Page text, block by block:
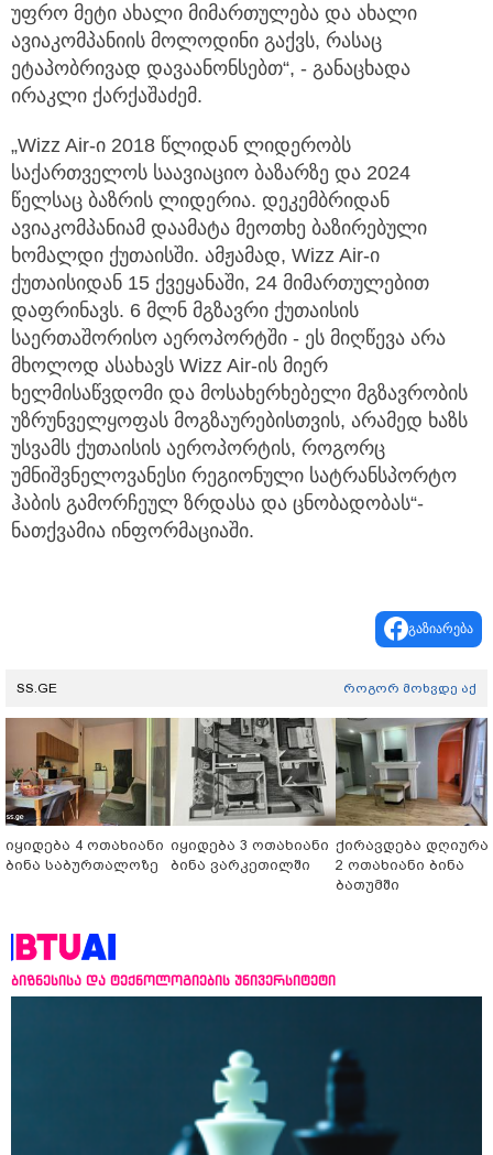
უფრო მეტი ახალი მიმართულება და ახალი
ავიაკომპანიის მოლოდინი გაქვს, რასაც
ეტაპობრივად დავაანონსებთ“, - განაცხადა
ირაკლი ქარქაშაძემ.
„Wizz Air-ი 2018 წლიდან ლიდერობს
საქართველოს საავიაციო ბაზარზე და 2024
წელსაც ბაზრის ლიდერია. დეკემბრიდან
ავიაკომპანიამ დაამატა მეოთხე ბაზირებული
ხომალდი ქუთაისში. ამჟამად, Wizz Air-ი
ქუთაისიდან 15 ქვეყანაში, 24 მიმართულებით
დაფრინავს. 6 მლნ მგზავრი ქუთაისის
საერთაშორისო აეროპორტში - ეს მიღწევა არა
მხოლოდ ასახავს Wizz Air-ის მიერ
ხელმისაწვდომი და მოსახერხებელი მგზავრობის
უზრუნველყოფას მოგზაურებისთვის, არამედ ხაზს
უსვამს ქუთაისის აეროპორტის, როგორც
უმნიშვნელოვანესი რეგიონული სატრანსპორტო
ჰაბის გამორჩეულ ზრდასა და ცნობადობას“-
ნათქვამია ინფორმაციაში.
გაზიარება
SS.GE როგორ მოხვდე აქ
იყიდება 4 ოთახიანი
ბინა საბურთალოზე
იყიდება 3 ოთახიანი
ბინა ვარკეთილში
ქირავდება
2 ოთახიანი ბინა
ბათუმში
ბიზნესისა და ტექნოლოგიების უნივერსიტეტი